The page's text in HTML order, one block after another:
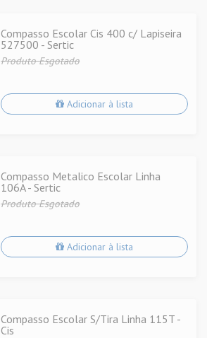
Compasso Escolar Cis 400 c/ Lapiseira
527500 - Sertic
Produto Esgotado
Adicionar à lista
Compasso Metalico Escolar Linha
106A - Sertic
Produto Esgotado
Adicionar à lista
Compasso Escolar S/Tira Linha 115T -
Cis